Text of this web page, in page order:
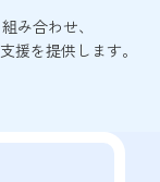
み合わせ、
援を提供します。